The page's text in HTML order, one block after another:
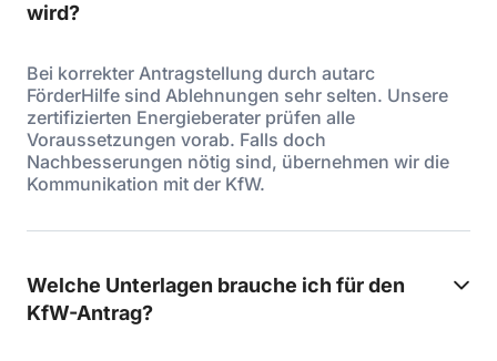
wird?
Bei korrekter Antragstellung durch autarc
FörderHilfe sind Ablehnungen sehr selten. Unsere
zertifizierten Energieberater prüfen alle
Voraussetzungen vorab. Falls doch
Nachbesserungen nötig sind, übernehmen wir die
Kommunikation mit der KfW.
Welche Unterlagen brauche ich für den
KfW-Antrag?